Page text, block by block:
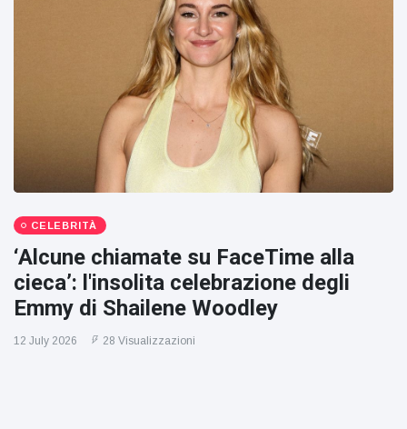
CELEBRITÀ
‘Alcune chiamate su FaceTime alla
cieca’: l'insolita celebrazione degli
Emmy di Shailene Woodley
12 July 2026 28 Visualizzazioni